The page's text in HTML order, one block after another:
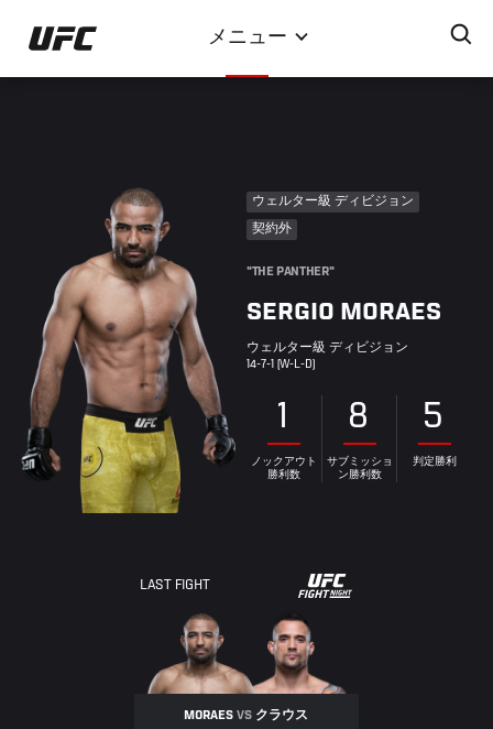
イ
ン
メニュー
ウェルター級 ディビジョン
契約外
"THE PANTHER"
SERGIO MORAES
ウェルター級 ディビジョン
14-7-1 (W-L-D)
1
ノックアウト
勝利数
8
サブミッショ
ン勝利数
5
判定勝利
LAST FIGHT
UFC
NIGHT
MORAESVS クラウス